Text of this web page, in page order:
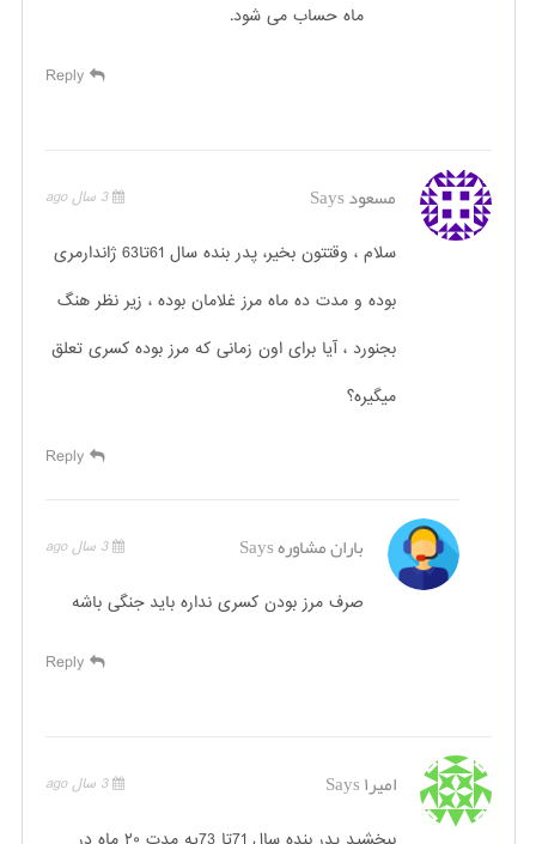
ماه حساب می شود.
Reply
مسعودSays 3 سال ago
سلام ، وقتتون بخیر، پدر بنده سال 61تا63 ژاندارمری
بوده و مدت ده ماه مرز غلامان بوده ، زیر نظر هنگ
بجنورد ، آیا برای اون زمانی که مرز بوده کسری تعلق
میگیره؟
Reply
باران مشاورهSays 3 سال ago
صرف مرز بودن کسری نداره باید جنگی باشه
Reply
امیر۱ Says 3 سال ago